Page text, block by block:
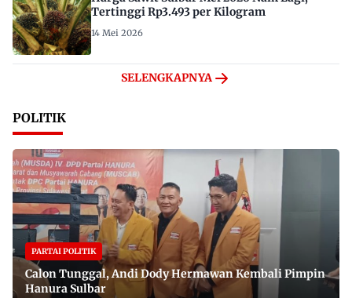
Tertinggi Rp3.493 per Kilogram
14 Mei 2026
SELENGKAPNYA
POLITIK
PARTAI POLITIK
Calon Tunggal, Andi Dody Hermawan Kembali Pimpin
Hanura Sulbar